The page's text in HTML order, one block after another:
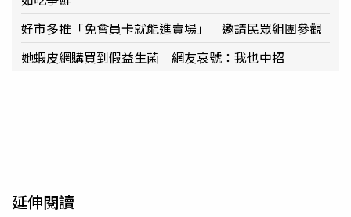
好市多推「免會員卡就能進賣場」 邀請民眾組團參觀
她蝦皮網購買到假益生菌 網友哀號：我也中招
延伸閱讀